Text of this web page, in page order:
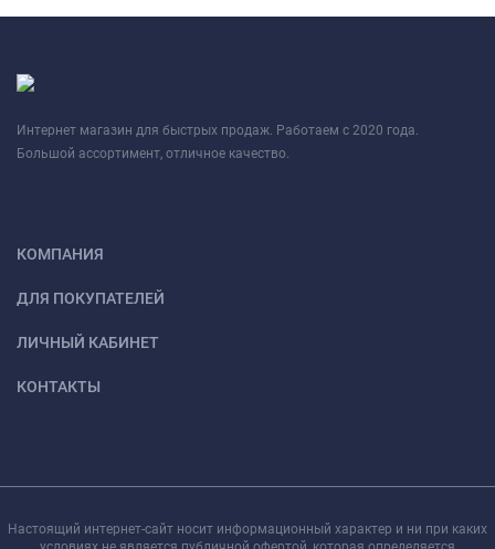
Интернет магазин для быстрых продаж. Работаем с 2020 года.
Большой ассортимент, отличное качество.
КОМПАНИЯ
ДЛЯ ПОКУПАТЕЛЕЙ
ЛИЧНЫЙ КАБИНЕТ
КОНТАКТЫ
Настоящий интернет-сайт носит информационный характер и ни при каких